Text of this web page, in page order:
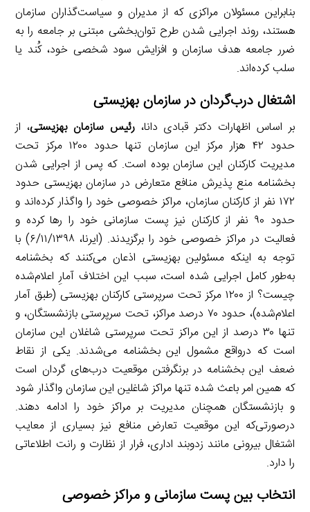
بنابراین مسئولان مراکزی که از مدیران و سیاست‌گذاران سازمان
هستند، روند اجرایی شدن طرح توان‌بخشی مبتنی بر جامعه را به
ضرر جامعه هدف سازمان و افزایش سود شخصی خود، کُند یا
سلب کرده‌اند.
اشتغال درب‌گردان در سازمان بهزیستی
بر اساس اظهارات دکتر قبادی دانا،رئیس سازمان بهزیستی، از
حدود ۴۲ هزار مرکز این سازمان تنها حدود ۱۲۰۰ مرکز تحت
مدیریت کارکنان این سازمان بوده است. که پس از اجرایی شدن
بخشنامه منع پذیرش منافع متعارض در سازمان بهزیستی حدود
۱۷۲ نفر از کارکنان سازمان، مراکز خصوصی خود را واگذار کرده‌اند و
حدود ۹۰ نفر از کارکنان نیز پست سازمانی خود را رها کرده و
فعالیت در مراکز خصوصی خود را برگزیدند. (ایرنا، ۶/۱۱/۱۳۹۸) با
توجه به اینکه مسئولین بهزیستی اذعان می‌کنند که بخشنامه
به‌طور کامل اجرایی شده است، سبب این اختلاف آمارِ اعلام‌شده
چیست؟ از ۱۲۰۰ مرکز تحت سرپرستی کارکنان بهزیستی (طبق آمار
اعلام‌شده)، حدود ۷۰ درصد مراکز، تحت سرپرستی بازنشستگان، و
تنها ۳۰ درصد از این مراکز تحت سرپرستی شاغلان این سازمان
است که درواقع مشمول این بخشنامه می‌شدند. یکی از نقاط
ضعف این بخشنامه در برنگرفتن موقعیت درب‌های گردان است
که همین امر باعث شده تنها مراکز شاغلین این سازمان واگذار شود
و بازنشستگان همچنان مدیریت بر مراکز خود را ادامه دهند.
درصورتی‌که این موقعیت تعارض منافع نیز بسیاری از معایب
اشتغال بیرونی مانند زدوبند اداری، فرار از نظارت و رانت اطلاعاتی
را دارد.
انتخاب بین پست سازمانی و مراکز خصوصی